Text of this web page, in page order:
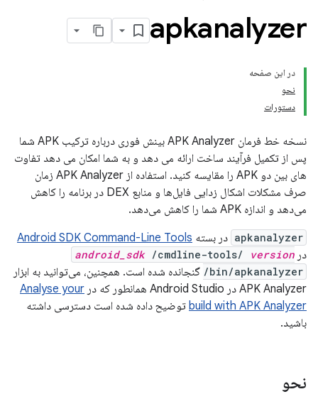
apkanalyzer
در این صفحه
نحو
دستورات
نسخه خط فرمان APK Analyzer بینش فوری درباره ترکیب APK شما
پس از تکمیل فرآیند ساخت ارائه می دهد و به شما امکان می دهد تفاوت
های بین دو APK را مقایسه کنید. استفاده از APK Analyzer زمان
صرف مشکلات اشکال زدایی فایل‌ها و منابع DEX در برنامه را کاهش
می‌دهد و اندازه APK شما را کاهش می‌دهد.
apkanalyzer در بسته Android SDK Command-Line Tools
در
android_sdk/cmdline-tools/
version
/bin/apkanalyzer گنجانده شده است. همچنین، می‌توانید به ابزار
APK Analyzer در Android Studio همانطور که در
Analyse your
build with APK Analyzer توضیح داده شده است دسترسی داشته
باشید.
نحو